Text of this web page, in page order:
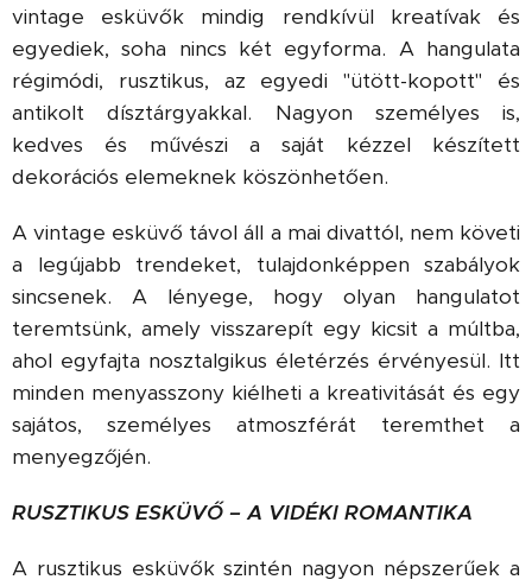
vintage esküvők mindig rendkívül kreatívak és
egyediek, soha nincs két egyforma. A hangulata
régimódi, rusztikus, az egyedi "ütött-kopott" és
antikolt dísztárgyakkal. Nagyon személyes is,
kedves és művészi a saját kézzel készített
dekorációs elemeknek köszönhetően.
A vintage esküvő távol áll a mai divattól, nem követi
a legújabb trendeket, tulajdonképpen szabályok
sincsenek. A lényege, hogy olyan hangulatot
teremtsünk, amely visszarepít egy kicsit a múltba,
ahol egyfajta nosztalgikus életérzés érvényesül. Itt
minden menyasszony kiélheti a kreativitását és egy
sajátos, személyes atmoszférát teremthet a
menyegzőjén.
RUSZTIKUS ESKÜVŐ – A VIDÉKI ROMANTIKA
A rusztikus esküvők szintén nagyon népszerűek a